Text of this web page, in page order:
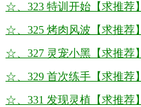
☆、323 特训开始【求推荐】
☆、325 烤肉风波【求推荐】
☆、327 灵宠小黑【求推荐】
☆、329 首次练手【求推荐】
☆、331 发现灵植【求推荐】